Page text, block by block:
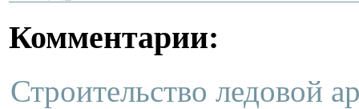
Комментарии:
Строительство ледовой